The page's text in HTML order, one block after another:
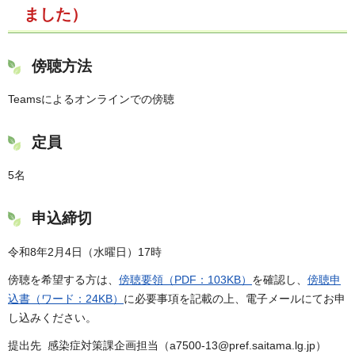
ました）
傍聴方法
Teamsによるオンラインでの傍聴
定員
5名
申込締切
令和8年2月4日（水曜日）17時
傍聴を希望する方は、 傍聴要領（PDF：103KB） を確認し、 傍聴申
込書（ワード：24KB） に必要事項を記載の上、電子メールにてお申
し込みください。
提出先 感染症対策課企画担当（a7500-13@pref.saitama.lg.jp）